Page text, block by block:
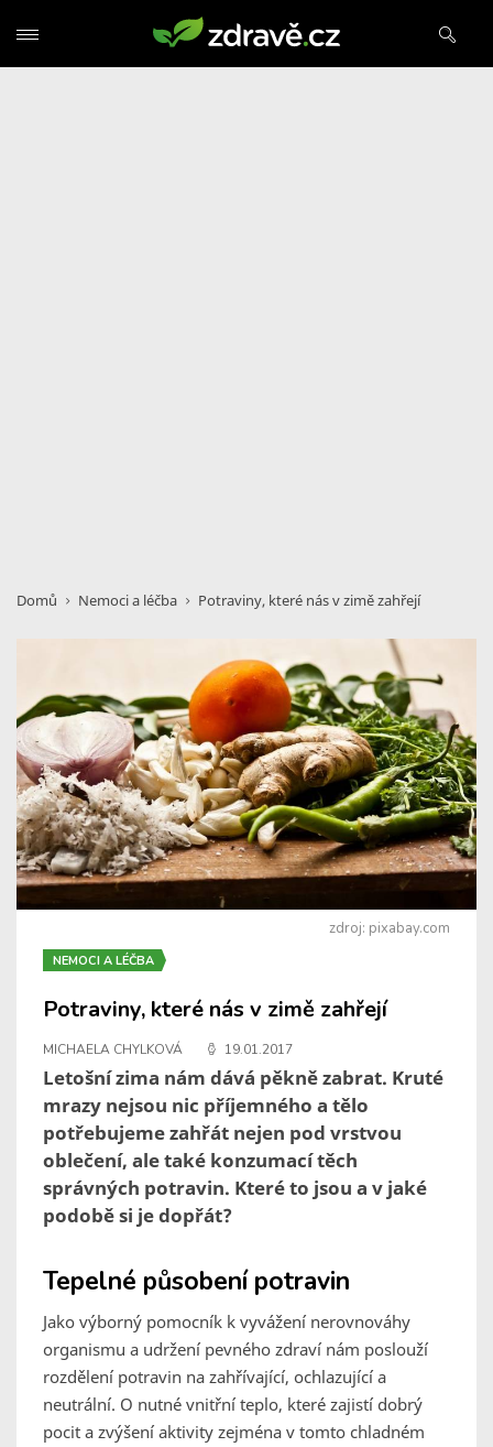
Domů Nemoci a léčba Potraviny, které nás v zimě zahřejí
zdroj: pixabay.com
NEMOCI A LÉČBA
Potraviny, které nás v zimě zahřejí
MICHAELA CHYLKOVÁ 19.01.2017
Letošní zima nám dává pěkně zabrat. Kruté
mrazy nejsou nic příjemného a tělo
potřebujeme zahřát nejen pod vrstvou
oblečení, ale také konzumací těch
správných potravin. Které to jsou a v jaké
podobě si je dopřát?
Tepelné působení potravin
Jako výborný pomocník k vyvážení nerovnováhy
organismu a udržení pevného zdraví nám poslouží
rozdělení potravin na zahřívající, ochlazující a
neutrální. O nutné vnitřní teplo, které zajistí dobrý
pocit a zvýšení aktivity zejména v tomto chladném